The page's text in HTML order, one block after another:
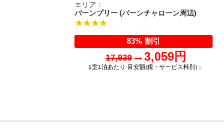
エリア：
バーンプリー (バーンチャローン周辺)
83% 割引
17,939→3,059円
1室1泊あたり 目安額(税・サービス料別)：